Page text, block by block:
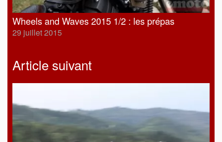
Wheels and Waves 2015 1/2 : les prépas
29 juillet 2015
Article suivant